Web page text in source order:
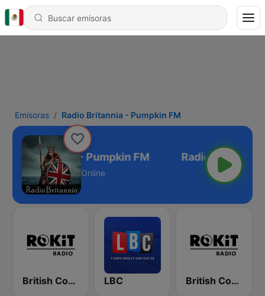
Emisoras Radio Britannia - Pumpkin FM
Britannia - Pumpkin FM
Online
British Comedy 1 - ROKiT Radio Network LBC British Comedy 2 - ROKiT Radio Network